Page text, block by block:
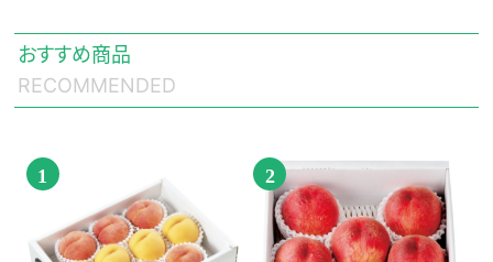
RECOMMENDED
おすすめ商品
1 2